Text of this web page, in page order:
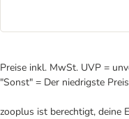
Preise inkl. MwSt. UVP =
"Sonst" = Der niedrigste
zooplus ist berechtigt, deine